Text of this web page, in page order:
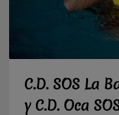
C.D. SOS La
y C.D. Oca